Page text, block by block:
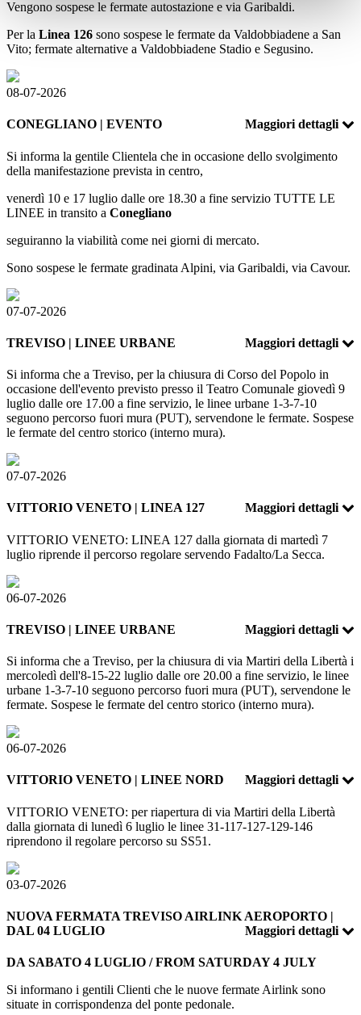
Vengono sospese le fermate autostazione e via Garibaldi.
Per la Linea 126 sono sospese le fermate da Valdobbiadene a San
Vito; fermate alternative a Valdobbiadene Stadio e Segusino.
08-07-2026
CONEGLIANO | EVENTO Maggiori dettagli
Si informa la gentile Clientela che in occasione dello svolgimento
della manifestazione prevista in centro,
venerdì 10 e 17 luglio dalle ore 18.30 a fine servizio TUTTE LE
LINEE in transito a Conegliano
seguiranno la viabilità come nei giorni di mercato.
Sono sospese le fermate gradinata Alpini, via Garibaldi, via Cavour.
07-07-2026
TREVISO | LINEE URBANE Maggiori dettagli
Si informa che a Treviso, per la chiusura di Corso del Popolo in
occasione dell'evento previsto presso il Teatro Comunale giovedì 9
luglio dalle ore 17.00 a fine servizio, le linee urbane 1-3-7-10
seguono percorso fuori mura (PUT), servendone le fermate. Sospese
le fermate del centro storico (interno mura).
07-07-2026
VITTORIO VENETO | LINEA 127 Maggiori dettagli
VITTORIO VENETO: LINEA 127 dalla giornata di martedì 7
luglio riprende il percorso regolare servendo Fadalto/La Secca.
06-07-2026
TREVISO | LINEE URBANE Maggiori dettagli
Si informa che a Treviso, per la chiusura di via Martiri della Libertà i
mercoledì dell'8-15-22 luglio dalle ore 20.00 a fine servizio, le linee
urbane 1-3-7-10 seguono percorso fuori mura (PUT), servendone le
fermate. Sospese le fermate del centro storico (interno mura).
06-07-2026
VITTORIO VENETO | LINEE NORD Maggiori dettagli
VITTORIO VENETO: per riapertura di via Martiri della Libertà
dalla giornata di lunedì 6 luglio le linee 31-117-127-129-146
riprendono il regolare percorso su SS51.
03-07-2026
NUOVA FERMATA TREVISO AIRLINK AEROPORTO |
DAL 04 LUGLIO
Maggiori dettagli
DA SABATO 4 LUGLIO / FROM SATURDAY 4 JULY
Si informano i gentili Clienti che le nuove fermate Airlink sono
situate in corrispondenza del ponte pedonale.